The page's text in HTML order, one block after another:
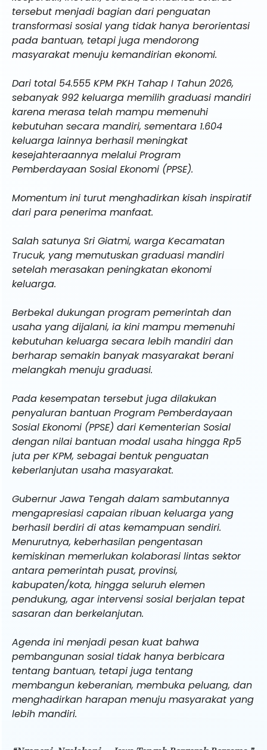
tersebut menjadi bagian dari penguatan
transformasi sosial yang tidak hanya berorientasi
pada bantuan, tetapi juga mendorong
masyarakat menuju kemandirian ekonomi.
Dari total 54.555 KPM PKH Tahap I Tahun 2026,
sebanyak 992 keluarga memilih graduasi mandiri
karena merasa telah mampu memenuhi
kebutuhan secara mandiri, sementara 1.604
keluarga lainnya berhasil meningkat
kesejahteraannya melalui Program
Pemberdayaan Sosial Ekonomi (PPSE).
Momentum ini turut menghadirkan kisah inspiratif
dari para penerima manfaat.
Salah satunya Sri Giatmi, warga Kecamatan
Trucuk, yang memutuskan graduasi mandiri
setelah merasakan peningkatan ekonomi
keluarga.
Berbekal dukungan program pemerintah dan
usaha yang dijalani, ia kini mampu memenuhi
kebutuhan keluarga secara lebih mandiri dan
berharap semakin banyak masyarakat berani
melangkah menuju graduasi.
Pada kesempatan tersebut juga dilakukan
penyaluran bantuan Program Pemberdayaan
Sosial Ekonomi (PPSE) dari Kementerian Sosial
dengan nilai bantuan modal usaha hingga Rp5
juta per KPM, sebagai bentuk penguatan
keberlanjutan usaha masyarakat.
Gubernur Jawa Tengah dalam sambutannya
mengapresiasi capaian ribuan keluarga yang
berhasil berdiri di atas kemampuan sendiri.
Menurutnya, keberhasilan pengentasan
kemiskinan memerlukan kolaborasi lintas sektor
antara pemerintah pusat, provinsi,
kabupaten/kota, hingga seluruh elemen
pendukung, agar intervensi sosial berjalan tepat
sasaran dan berkelanjutan.
Agenda ini menjadi pesan kuat bahwa
pembangunan sosial tidak hanya berbicara
tentang bantuan, tetapi juga tentang
membangun keberanian, membuka peluang, dan
menghadirkan harapan menuju masyarakat yang
lebih mandiri.